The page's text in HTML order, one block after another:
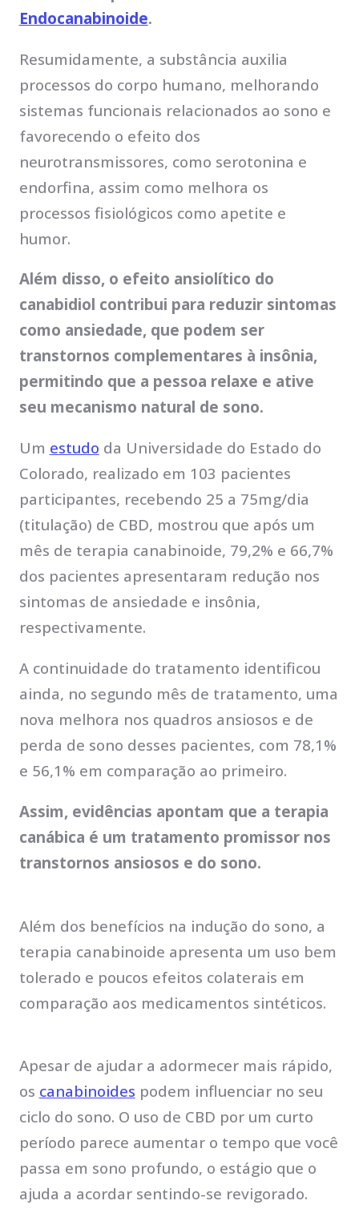
Endocanabinoide.
Resumidamente, a substância auxilia
processos do corpo humano, melhorando
sistemas funcionais relacionados ao sono e
favorecendo o efeito dos
neurotransmissores, como serotonina e
endorfina, assim como melhora os
processos fisiológicos como apetite e
humor.
Além disso, o efeito ansiolítico do
canabidiol contribui para reduzir sintomas
como ansiedade, que podem ser
transtornos complementares à insônia,
permitindo que a pessoa relaxe e ative
seu mecanismo natural de sono.
Um estudo da Universidade do Estado do
Colorado, realizado em 103 pacientes
participantes, recebendo 25 a 75mg/dia
(titulação) de CBD, mostrou que após um
mês de terapia canabinoide, 79,2% e 66,7%
dos pacientes apresentaram redução nos
sintomas de ansiedade e insônia,
respectivamente.
A continuidade do tratamento identificou
ainda, no segundo mês de tratamento, uma
nova melhora nos quadros ansiosos e de
perda de sono desses pacientes, com 78,1%
e 56,1% em comparação ao primeiro.
Assim, evidências apontam que a terapia
canábica é um tratamento promissor nos
transtornos ansiosos e do sono.
Além dos benefícios na indução do sono, a
terapia canabinoide apresenta um uso bem
tolerado e poucos efeitos colaterais em
comparação aos medicamentos sintéticos.
Apesar de ajudar a adormecer mais rápido,
os canabinoides podem influenciar no seu
ciclo do sono. O uso de CBD por um curto
período parece aumentar o tempo que você
passa em sono profundo, o estágio que o
ajuda a acordar sentindo-se revigorado.